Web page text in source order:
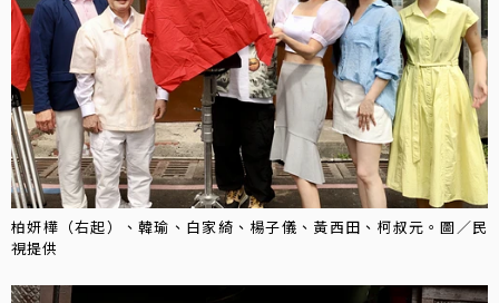
柏妍樺（右起）、韓瑜、白家綺、楊子儀、黃西田、柯叔元。圖／民
視提供